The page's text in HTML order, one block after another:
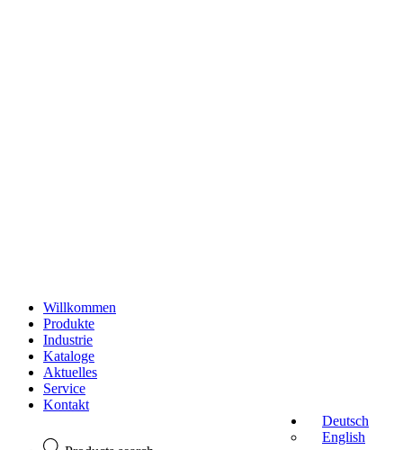
Willkommen
Produkte
Industrie
Kataloge
Aktuelles
Service
Kontakt
Deutsch
English